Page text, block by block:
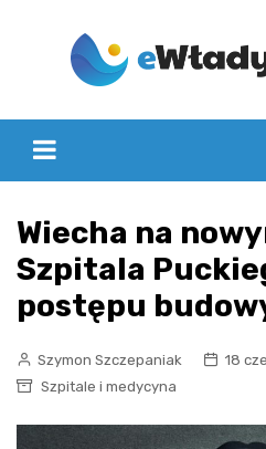
Wiecha na
Szpitala
postępu
Szymon Szczepaniak
18
Szpitale i medycyna